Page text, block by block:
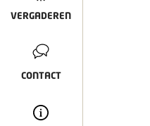
VERGADEREN
CONTACT